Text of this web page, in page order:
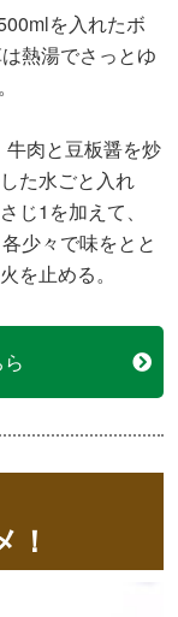
を入れたボ
熱湯でさっとゆ
肉と豆板醤を炒
た水ごと入れ
じ1を加えて、
少々で味をとと
を止める。